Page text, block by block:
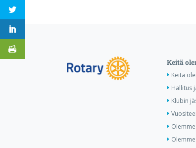
Keitä
Keitä
Hallitus
Klubin